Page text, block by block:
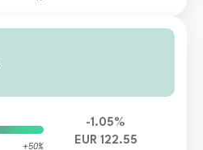
+50%
-1.05%
EUR 122.55